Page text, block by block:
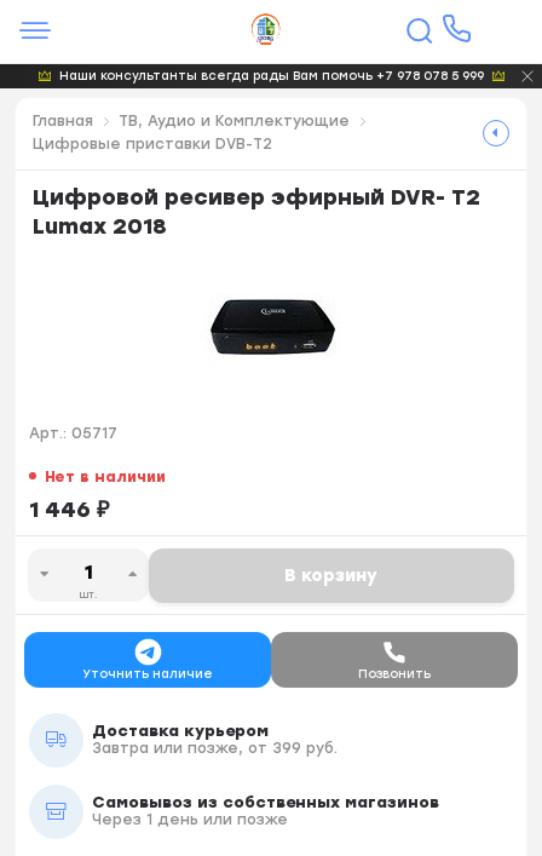
Наши консультанты всегда рады Вам помочь +7 978 078 5 999
Главная
ТВ, Аудио и Комплектующие
Цифровые приставки DVB-T2
Цифровой ресивер эфирный DVR- T2
Lumax 2018
Арт.: 05717
Нет в наличии
1 446 ₽
шт.
В корзину
Уточнить наличие Позвонить
Доставка курьером
Завтра или позже, от 399 руб.
Самовывоз из собственных магазинов
Через 1 день или позже